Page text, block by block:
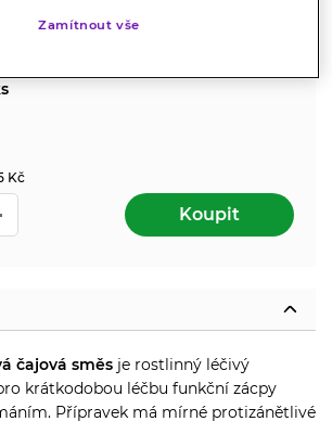
Kč
Koupit
čajová směs je rostlinný léčivý
krátkodobou léčbu funkční zácpy
Přípravek má mírné protizánětlivé
Zamítnout vše